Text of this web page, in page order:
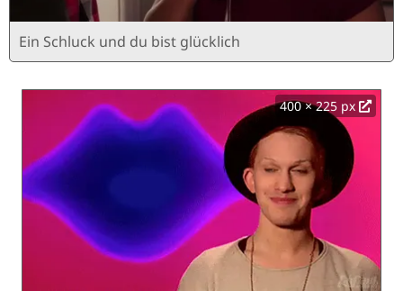
Ein Schluck und du bist glücklich
400 × 225 px